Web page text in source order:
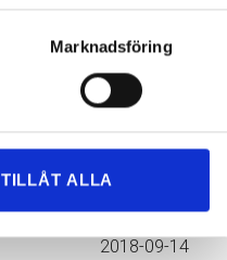
Marknadsföring
TILLÅT ALLA
Publicerat
2019-06-29
2019-04-29
2018-09-14